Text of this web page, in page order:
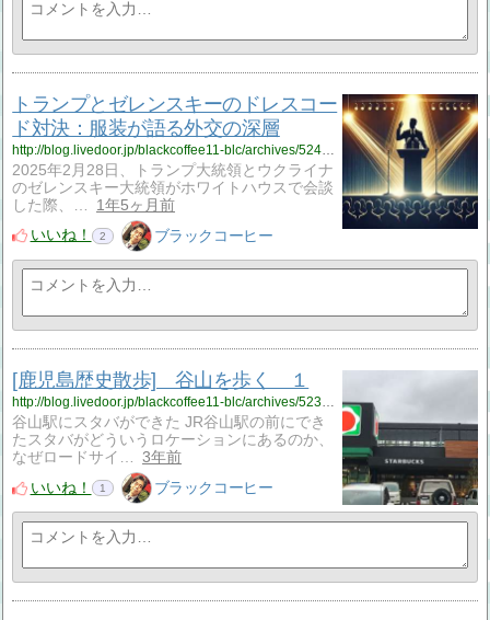
トランプとゼレンスキーのドレスコー
ド対決：服装が語る外交の深層
http://blog.livedoor.jp/blackcoffee11-blc/archives/52421478.html
2025年2月28日、トランプ大統領とウクライナ
のゼレンスキー大統領がホワイトハウスで会談
した際、…
1年5ヶ月前
いいね！
2 ブラックコーヒー
[鹿児島歴史散歩] 谷山を歩く １
http://blog.livedoor.jp/blackcoffee11-blc/archives/52395106.html
谷山駅にスタバができた JR谷山駅の前にでき
たスタバがどういうロケーションにあるのか、
なぜロードサイ…
3年前
いいね！
1 ブラックコーヒー